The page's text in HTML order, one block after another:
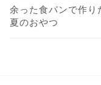
余った食パンで作り
夏のおやつ